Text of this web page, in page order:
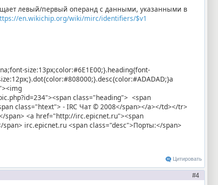
левый/первый операнд с данными, указанными в
en.wikichip.org/wiki/mirc/identifiers/$v1
size:13px;color:#6E1E00;}.heading{font-
class="heading"> <span
class="htext"> - IRC Чат © 2008</span></a></td></tr>
span> <a href="http://irc.epicnet.ru"><span
irc.epicnet.ru <span class="desc">Порты:</span>
Цитировать
4